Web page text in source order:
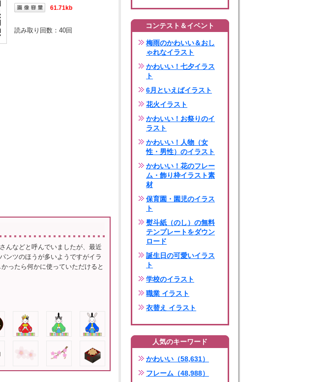
61.71kb
読み取り回数： 40回
んなどと呼んでいましたが、最近
ンツのほうが多いようですがイラ
ったら何かに使っていただけると
コンテスト＆イベント
梅雨のかわいい＆おし
ゃれなイラスト
かわいい！七夕イラス
ト
6月といえばイラスト
花火イラスト
かわいい！お祭りのイ
ラスト
かわいい！人物（女
性・男性）のイラスト
かわいい！花のフレー
ム・飾り枠イラスト素
材
保育園・園児のイラス
ト
熨斗紙（のし）の無料
テンプレートをダウン
ロード
誕生日の可愛いイラス
ト
学校のイラスト
職業 イラスト
衣替え イラスト
人気のキーワード
かわいい（58,631）
フレーム（48,988）